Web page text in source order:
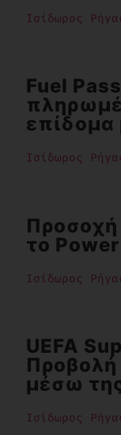
Ισίδωρος
Fuel
επίδομα
Ισίδωρος
Προσοχή
το
Ισίδωρος
UEFA
μέσω
Ισίδωρος